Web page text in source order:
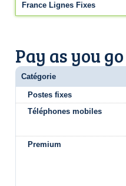
France Lignes Fixes
Pay as you
Catégorie
Postes fixes
Téléphones mobiles
Premium